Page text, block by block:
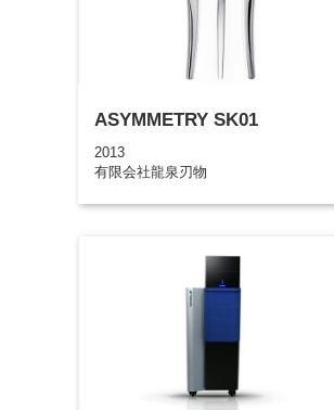
ASYMMETRY SK01
2013
有限会社龍泉刃物